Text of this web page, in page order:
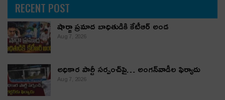
RECENT POST
షార్జా ప్రమాద బాధితుడికి కేటీఆర్ అండ
Aug 7, 2026
అధికార పార్టీ స‌ర్పంచ్‌పై… అంగ‌న్‌వాడీల ఫిర్యాదు
Aug 7, 2026